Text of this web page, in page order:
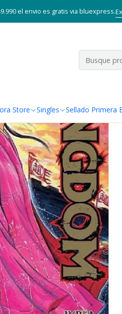
Store Singles Sellado Primera
el envio es gratis via bluexpress.